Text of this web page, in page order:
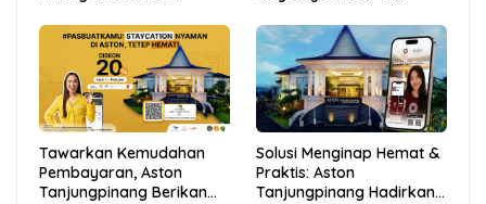
dan Hemat
Anambas Siap Mendunia
Tawarkan Kemudahan
Pembayaran, Aston
Tanjungpinang Berikan
Solusi Menginap Hemat &
Praktis: Aston
Tanjungpinang Hadirkan